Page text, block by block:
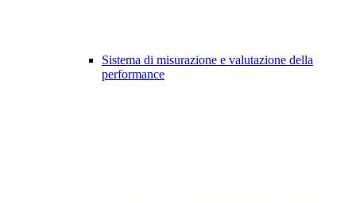
Sistema di misurazione e valutazione della
performance